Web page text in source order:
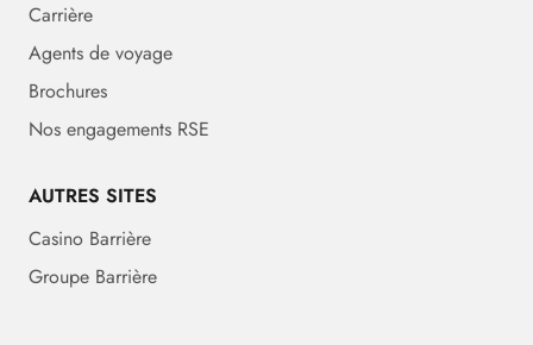
Carrière
Agents de voyage
Brochures
Nos engagements RSE
AUTRES SITES
Casino Barrière
Groupe Barrière